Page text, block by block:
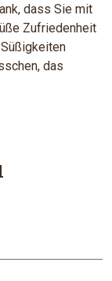
dass Sie mit
Zufriedenheit
das